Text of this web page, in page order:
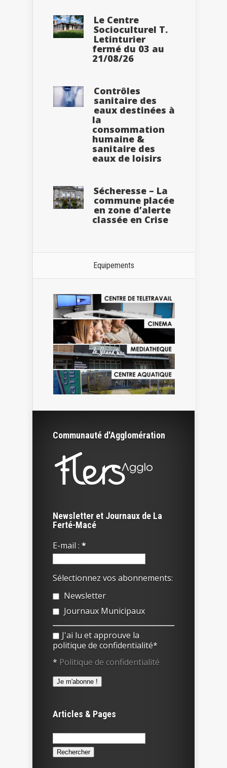
Le Centre
Socioculturel T.
Letinturier
fermé du 03 au
21/08/26
Contrôles
sanitaire des
eaux destinées à
la
consommation
humaine &
sanitaire des
eaux de loisirs
Sécheresse – La
commune placée
en zone d’alerte
classée en Crise
Equipements
Communauté d'Agglomération
Newsletter et Journaux de La
Ferté-Macé
E-mail : *
Sélectionnez vos abonnements:
Newsletter
Journaux Municipaux
J'ai lu et approuve la
politique de confidentialité*
* Politique de confidentialité
Articles & Pages
Rechercher :